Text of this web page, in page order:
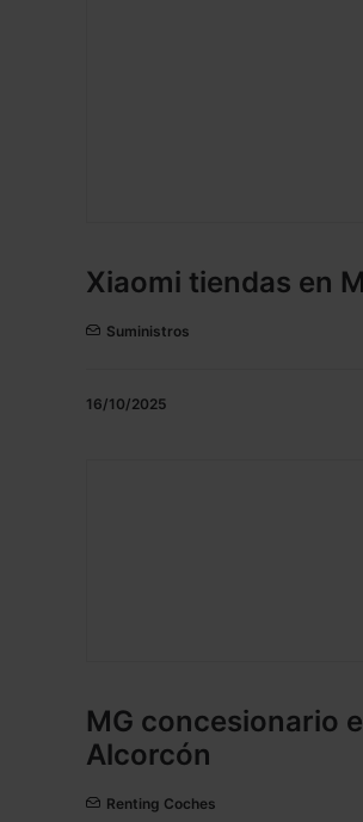
Xiaomi tiendas en
Suministros
16/10/2025
MG concesionario
Alcorcón
Renting Coches